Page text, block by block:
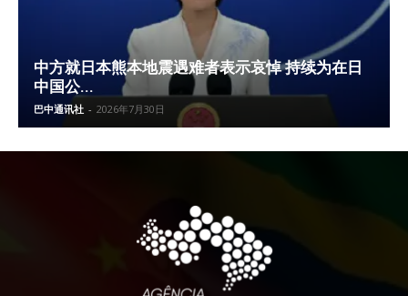
中方就日本熊本地震遇难者表示哀悼 持续为在日
中国公...
巴中通讯社 - 2026年7月30日